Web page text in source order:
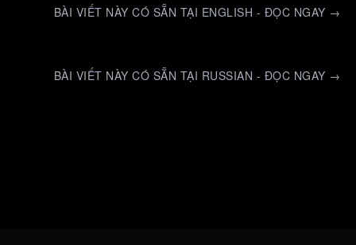
BÀI VIẾT NÀY CÓ SẴN TẠI ENGLISH - ĐỌC NGAY →
BÀI VIẾT NÀY CÓ SẴN TẠI RUSSIAN - ĐỌC NGAY →